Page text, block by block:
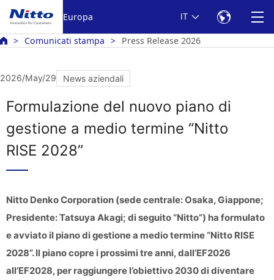
Europa IT
Comunicati stampa Press Release 2026
2026/May/29 News aziendali
Formulazione del nuovo piano di
gestione a medio termine “Nitto
RISE 2028”
Nitto Denko Corporation (sede centrale: Osaka, Giappone;
Presidente: Tatsuya Akagi; di seguito “Nitto”) ha formulato
e avviato il piano di gestione a medio termine “Nitto RISE
2028”. Il piano copre i prossimi tre anni, dall’EF2026
all’EF2028, per raggiungere l’obiettivo 2030 di diventare